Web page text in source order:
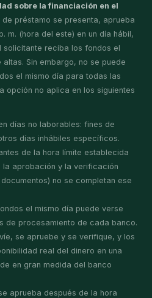
sobre la financiación en el
de préstamo se presenta, aprueba
m. (hora del este) en un día hábil,
solicitante reciba los fondos el
Sin embargo, no se puede
el mismo día para todas las
opción no aplica en los siguientes
días no laborables: fines de
días inhábiles específicos.
de la hora límite establecida
la aprobación y la verificación
no se completan ese
el mismo día puede verse
de procesamiento de cada banco.
se apruebe y se verifique, y los
real del dinero en una
en gran medida del banco
aprueba después de la hora